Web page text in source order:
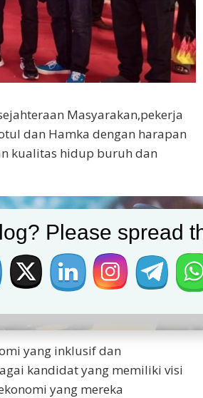
Masyarakan,pekerja
dan Hamka dengan harapan
kualitas hidup buruh dan
yang inklusif dan
kandidat yang memiliki visi
yang mereka
Please spread